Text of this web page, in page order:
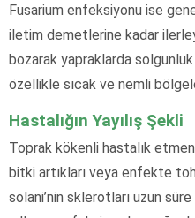
Fusarium enfeksiyonu ise
iletim demetlerine kadar
bozarak yapraklarda
özellikle sıcak ve nemli
Hastalığın Yayılış Şekli
Toprak kökenli hastalık
bitki artıkları veya enfekte
solani’nin sklerotları uzun